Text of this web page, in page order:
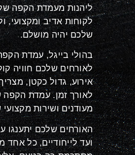
ליהנות מעמדת הקפה
לקוחות אדיב ומקצועי,
שלכם יהיה מושלם.
בהולי בייגל, עמדת
לאורחים שלכם חוויה
אירוע, גדול כקטן,
לאורך זמן. עמדת הקפה
מעודנים ושירות
האורחים שלכם יתענגו
ועד לייחודיים, כל אחד